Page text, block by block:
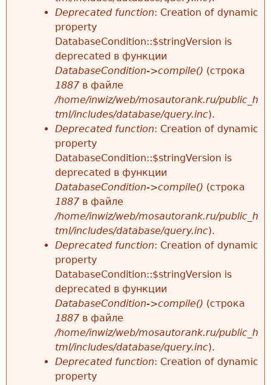
Deprecated function: Creation of dynamic
property
DatabaseCondition::$stringVersion is
deprecated в функции
DatabaseCondition->compile() (строка
1887 в файле
/home/inwiz/web/mosautorank.ru/public_h
tml/includes/database/query.inc).
Deprecated function: Creation of dynamic
property
DatabaseCondition::$stringVersion is
deprecated в функции
DatabaseCondition->compile() (строка
1887 в файле
/home/inwiz/web/mosautorank.ru/public_h
tml/includes/database/query.inc).
Deprecated function: Creation of dynamic
property
DatabaseCondition::$stringVersion is
deprecated в функции
DatabaseCondition->compile() (строка
1887 в файле
/home/inwiz/web/mosautorank.ru/public_h
tml/includes/database/query.inc).
Deprecated function: Creation of dynamic
property